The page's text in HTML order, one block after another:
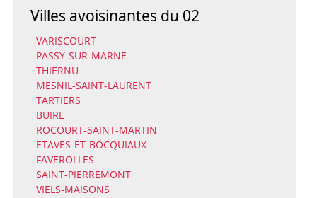
Villes avoisinantes du 02
VARISCOURT
PASSY-SUR-MARNE
THIERNU
MESNIL-SAINT-LAURENT
TARTIERS
BUIRE
ROCOURT-SAINT-MARTIN
ETAVES-ET-BOCQUIAUX
FAVEROLLES
SAINT-PIERREMONT
VIELS-MAISONS